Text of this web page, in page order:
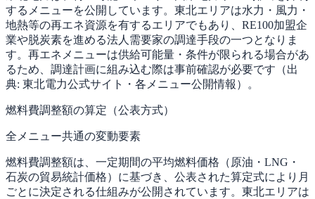
するメニューを公開しています。東北エリアは水力・風力・
地熱等の再エネ資源を有するエリアでもあり、RE100加盟企
業や脱炭素を進める法人需要家の調達手段の一つとなりま
す。再エネメニューは供給可能量・条件が限られる場合があ
るため、調達計画に組み込む際は事前確認が必要です（出
典: 東北電力公式サイト・各メニュー公開情報）。
燃料費調整額の算定（公表方式）
全メニュー共通の変動要素
燃料費調整額は、一定期間の平均燃料価格（原油・LNG・
石炭の貿易統計価格）に基づき、公表された算定式により月
ごとに決定される仕組みが公開されています。東北エリアは